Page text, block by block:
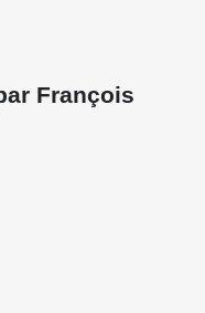
François